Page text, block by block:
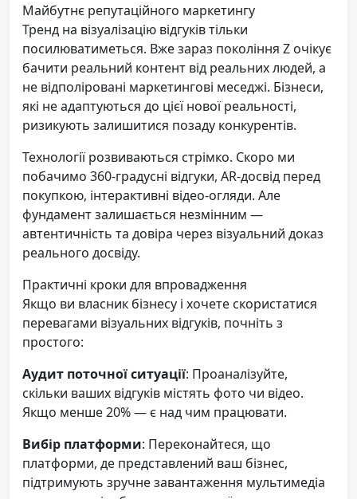
Майбутнє репутаційного маркетингу
Тренд на візуалізацію відгуків тільки
посилюватиметься. Вже зараз покоління Z очікує
бачити реальний контент від реальних людей, а
не відполіровані маркетингові меседжі. Бізнеси,
які не адаптуються до цієї нової реальності,
ризикують залишитися позаду конкурентів.
Технології розвиваються стрімко. Скоро ми
побачимо 360-градусні відгуки, AR-досвід перед
покупкою, інтерактивні відео-огляди. Але
фундамент залишається незмінним —
автентичність та довіра через візуальний доказ
реального досвіду.
Практичні кроки для впровадження
Якщо ви власник бізнесу і хочете скористатися
перевагами візуальних відгуків, почніть з
простого:
Аудит поточної ситуації: Проаналізуйте,
скільки ваших відгуків містять фото чи відео.
Якщо менше 20% — є над чим працювати.
Вибір платформи: Переконайтеся, що
платформи, де представлений ваш бізнес,
підтримують зручне завантаження мультимедіа